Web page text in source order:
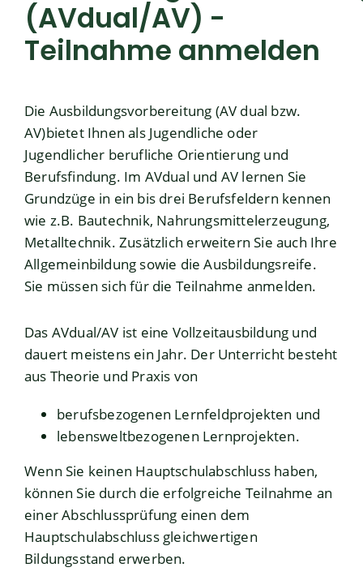
(AVdual/AV) -
Teilnahme anmelden
Die Ausbildungsvorbereitung (AV dual bzw.
AV)bietet Ihnen als Jugendliche oder
Jugendlicher berufliche Orientierung und
Berufsfindung. Im AVdual und AV lernen Sie
Grundzüge in ein bis drei Berufsfeldern kennen
wie z.B. Bautechnik, Nahrungsmittelerzeugung,
Metalltechnik. Zusätzlich erweitern Sie auch Ihre
Allgemeinbildung sowie die Ausbildungsreife.
Sie müssen sich für die Teilnahme anmelden.
Das AVdual/AV ist eine Vollzeitausbildung und
dauert meistens ein Jahr. Der Unterricht besteht
aus Theorie und Praxis von
berufsbezogenen Lernfeldprojekten und
lebensweltbezogenen Lernprojekten.
Wenn Sie keinen Hauptschulabschluss haben,
können Sie durch die erfolgreiche Teilnahme an
einer Abschlussprüfung einen dem
Hauptschulabschluss gleichwertigen
Bildungsstand erwerben.